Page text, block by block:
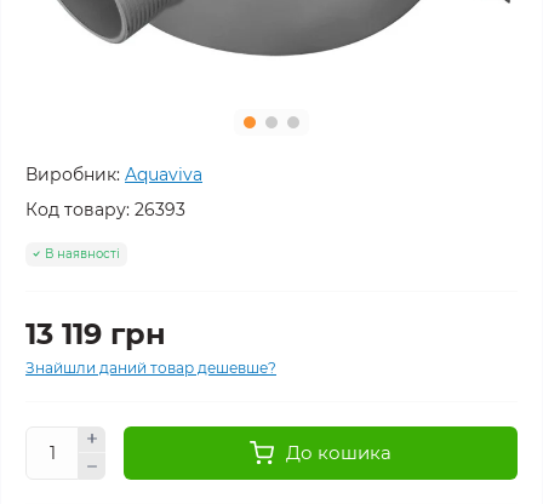
Виробник: Aquaviva
Код товару: 26393
В наявності
13 119 грн
Знайшли даний товар дешевше?
До кошика